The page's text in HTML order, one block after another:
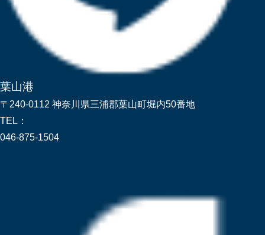
葉山港
〒240-0112 神奈川県三浦郡葉山町堀内50番地
TEL：
046-875-1504